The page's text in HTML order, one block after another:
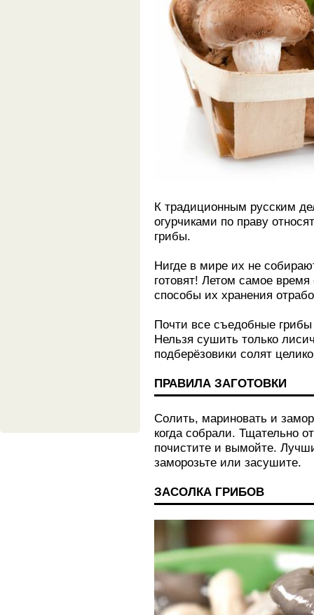
К традиционным русским
огурчиками по праву
грибы.
Нигде в мире их не
готовят! Летом самое
способы их хранения
Почти все съедобные
Нельзя сушить только
подберёзовики солят
ПРАВИЛА ЗАГОТОВКИ
Солить, мариновать и
когда собрали. Тщательно
почистите и вымойте.
заморозьте или засушите.
ЗАСОЛКА ГРИБОВ